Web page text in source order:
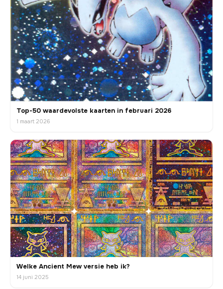
Top-50 waardevolste kaarten in februari 2026
1 maart 2026
Welke Ancient Mew versie heb ik?
14 juni 2025